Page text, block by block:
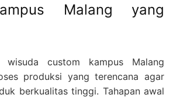
Malang yang
wisuda custom kampus Malang
produksi yang terencana agar
berkualitas tinggi. Tahapan awal